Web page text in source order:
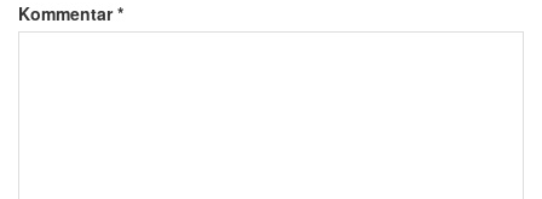
Kommentar*